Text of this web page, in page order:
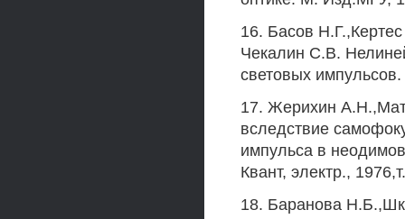
16. Басов
Чекалин С.В.
световых
17. Жерихин
вследствие
импульса в
Квант, электр.,
18. Баранова